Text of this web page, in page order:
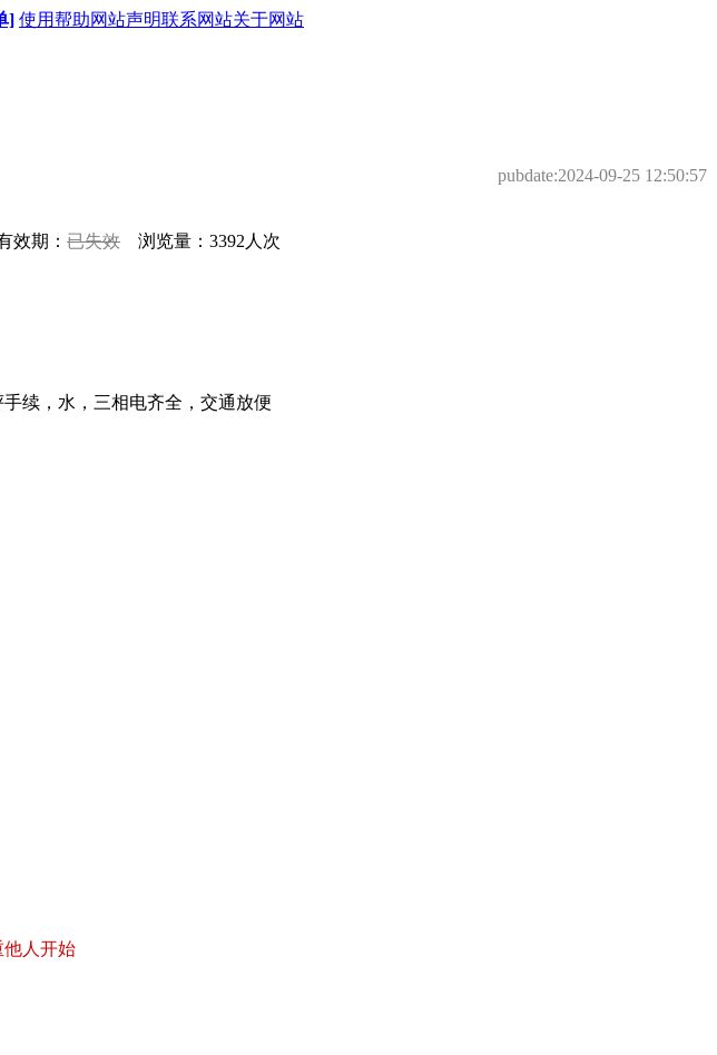
] 使用帮助网站声明联系网站关于网站
pubdate:2024-09-25 12:50:57
效期： 已失效 浏览量：3392人次
续，水，三相电齐全，交通放便
他人开始